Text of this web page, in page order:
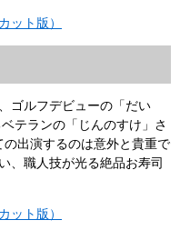
ット版）
ゴルフデビューの「だい
テランの「じんのすけ」さ
出演するのは意外と貴重で
、職人技が光る絶品お寿司
ット版）